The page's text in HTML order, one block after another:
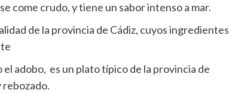
come crudo, y tiene un sabor intenso a mar.
de la provincia de Cádiz, cuyos ingredientes
el adobo, ​ es un plato típico de la provincia de
rebozado.